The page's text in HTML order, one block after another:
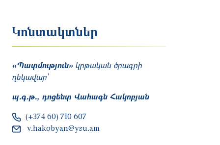
Կոնտակտներ
«Պատմություն»կրթական ծրագրի
ղեկավար՝
պ․գ․թ․, դոցենտ Վահագն Հակոբյան
(+374 60) 710 607
v.hakobyan@ysu.am